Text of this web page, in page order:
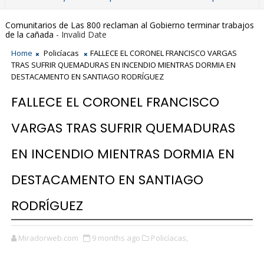
Comunitarios de Las 800 reclaman al Gobierno terminar trabajos
de la cañada - Invalid Date
Home Policíacas
FALLECE EL CORONEL FRANCISCO VARGAS
TRAS SUFRIR QUEMADURAS EN INCENDIO MIENTRAS DORMIA EN
DESTACAMENTO EN SANTIAGO RODRÍGUEZ
FALLECE EL CORONEL FRANCISCO
VARGAS TRAS SUFRIR QUEMADURAS
EN INCENDIO MIENTRAS DORMIA EN
DESTACAMENTO EN SANTIAGO
RODRÍGUEZ
Miradorweb.com 9 months ago Policíacas,